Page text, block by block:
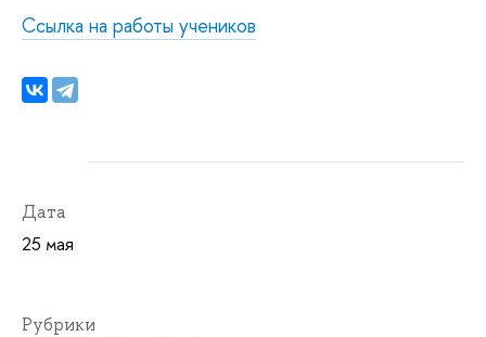
Ссылка на работы учеников
Дата
25 мая
Рубрики